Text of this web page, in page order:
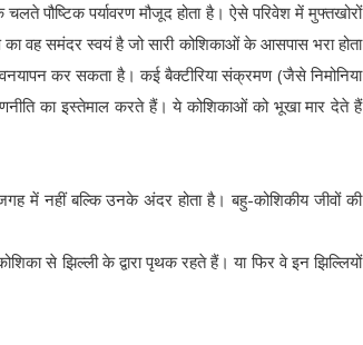
पौष्टिक पर्यावरण मौजूद होता है। ऐसे परिवेश में मुफ्तखोरों
वह समंदर स्वयं है जो सारी कोशिकाओं के आसपास भरा होता
कर सकता है। कई बैक्टीरिया संक्रमण (जैसे निमोनिया
का इस्तेमाल करते हैं। ये कोशिकाओं को भूखा मार देते हैं
में नहीं बल्कि उनके अंदर होता है। बहु-कोशिकीय जीवों की
से झिल्ली के द्वारा पृथक रहते हैं। या फिर वे इन झिल्लियों